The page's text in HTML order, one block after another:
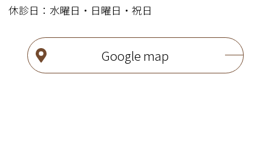
休診日：水曜日・日曜日・祝日
Google map